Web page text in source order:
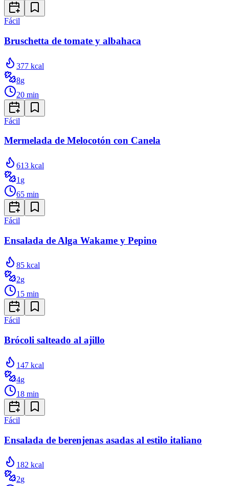
Fácil
Bruschetta de tomate y albahaca
377 kcal
8g
20 min
Fácil
Mermelada de Melocotón con Canela
613 kcal
1 g
65 min
Fácil
Ensalada de Alga Wakame y Pepino
85 kcal
2g
15 min
Fácil
Brócoli salteado al ajillo
147 kcal
4g
18 min
Fácil
Ensalada de berenjenas asadas al estilo italiano
182 kcal
2g